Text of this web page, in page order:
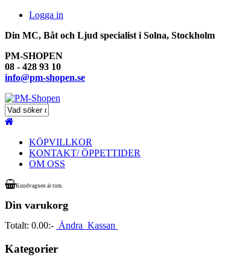
Logga in
Din MC, Båt och Ljud specialist i Solna, Stockholm
PM-SHOPEN
08 - 428 93 10
info@pm-shopen.se
KÖPVILLKOR
KONTAKT/ ÖPPETTIDER
OM OSS
Kundvagnen är tom.
Din varukorg
Totalt: 0.00:- Ändra Kassan
Kategorier